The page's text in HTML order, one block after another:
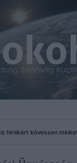
hírekért kövessen